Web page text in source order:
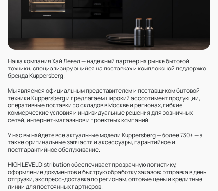
Наша компания Хай Левел — надежный партнер на рынке бытовой
техники, специализирующийся на поставках и комплексной поддержке
бренда Kuppersberg.
Мы являемся официальным представителем и поставщиком бытовой
техники Kuppersberg и предлагаем широкий ассортимент продукции,
оперативные поставки со складов в Москве и регионах, гибкие
коммерческие условия и индивидуальные решения для розничных
сетей, интернет‑магазинов и проектных компаний.
У нас вы найдете все актуальные модели Kuppersberg — более 730+ — а
также оригинальные запчасти и аксессуары, гарантийное и
постгарантийное обслуживание.
HIGH LEVEL Distribution обеспечивает прозрачную логистику,
оформление документов и быструю обработку заказов: отпрaвка в день
отгрузки, экспресс‑доставка по регионам, оптовые цены и кредитные
линии для постоянных партнеров.